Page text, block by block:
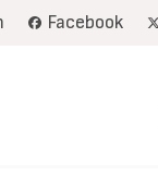
Facebook